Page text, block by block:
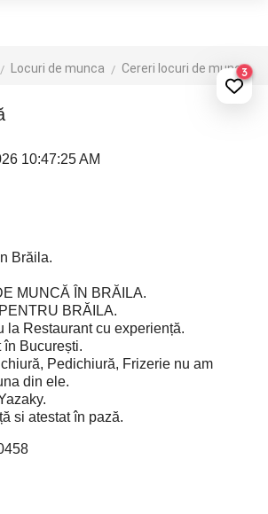
Locuri de munca Cereri locuri de munca
3
10:47:25 AM
Brăila.
MUNCĂ ÎN BRĂILA.
BRĂILA.
la Restaurant cu experiență.
în București.
Pedichiură, Frizerie nu am
din ele.
si atestat în pază.